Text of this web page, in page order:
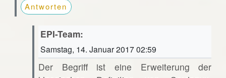
Antworten
EPI-Team:
Samstag, 14. Januar 2017 02:59
Der Begriff ist eine Erweiterung der